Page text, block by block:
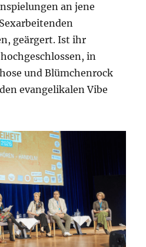
an jene
geärgert. Ist ihr
in
und Blümchenrock
evangelikalen Vibe